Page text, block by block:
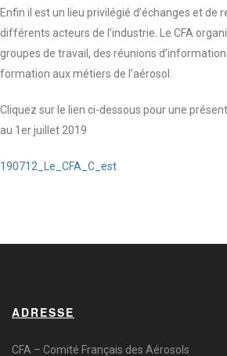
Enfin il est un lieu privilégié d’échanges et de
différents acteurs de l’industrie. Le CFA
groupes de travail, des réunions
formation aux métiers de l’aérosol.
Cliquez sur le lien ci-dessous pour une
au 1er juillet 2019
190712_Le_CFA_C_est
ADRESSE
CFA – Comité Français des Aérosols